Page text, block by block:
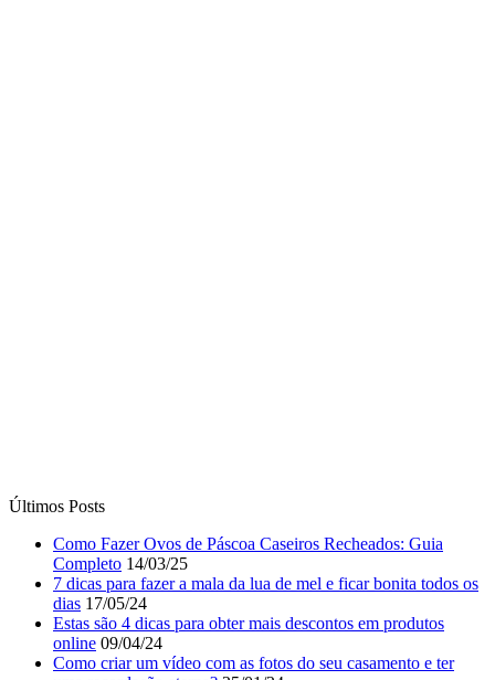
Últimos Posts
Como Fazer Ovos de Páscoa Caseiros Recheados: Guia
Completo 14/03/25
7 dicas para fazer a mala da lua de mel e ficar bonita todos os
dias 17/05/24
Estas são 4 dicas para obter mais descontos em produtos
online 09/04/24
Como criar um vídeo com as fotos do seu casamento e ter